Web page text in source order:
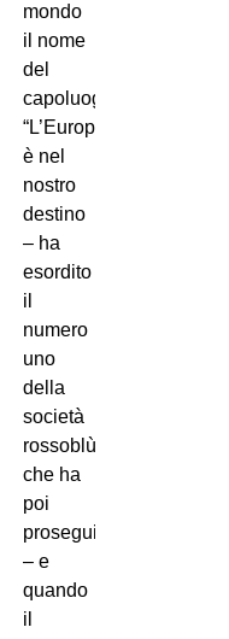
mondo
il nome
del
capoluogo:
“L’Europa
è nel
nostro
destino
– ha
esordito
il
numero
uno
della
società
rossoblù,
che ha
poi
proseguito
– e
quando
il